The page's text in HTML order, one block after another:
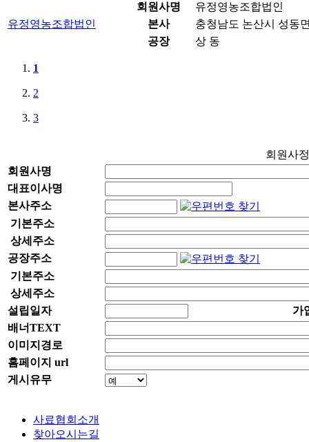
유정영농조합법인
회원사명
유정영농조합법인
본사
충청남도 논산시 성동
공장
상 동
1
2
3
회원사
회원사명
대표이사명
본사주소
기본주소
상세주소
공장주소
기본주소
상세주소
설립일자
가
배너TEXT
이미지경로
홈페이지 url
게시유무
사료협회소개
찾아오시는길